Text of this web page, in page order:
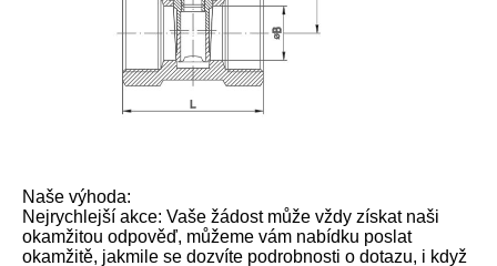
Naše výhoda:
Nejrychlejší akce: Vaše žádost může vždy získat naši
okamžitou odpověď, můžeme vám nabídku poslat
okamžitě, jakmile se dozvíte podrobnosti o dotazu, i když